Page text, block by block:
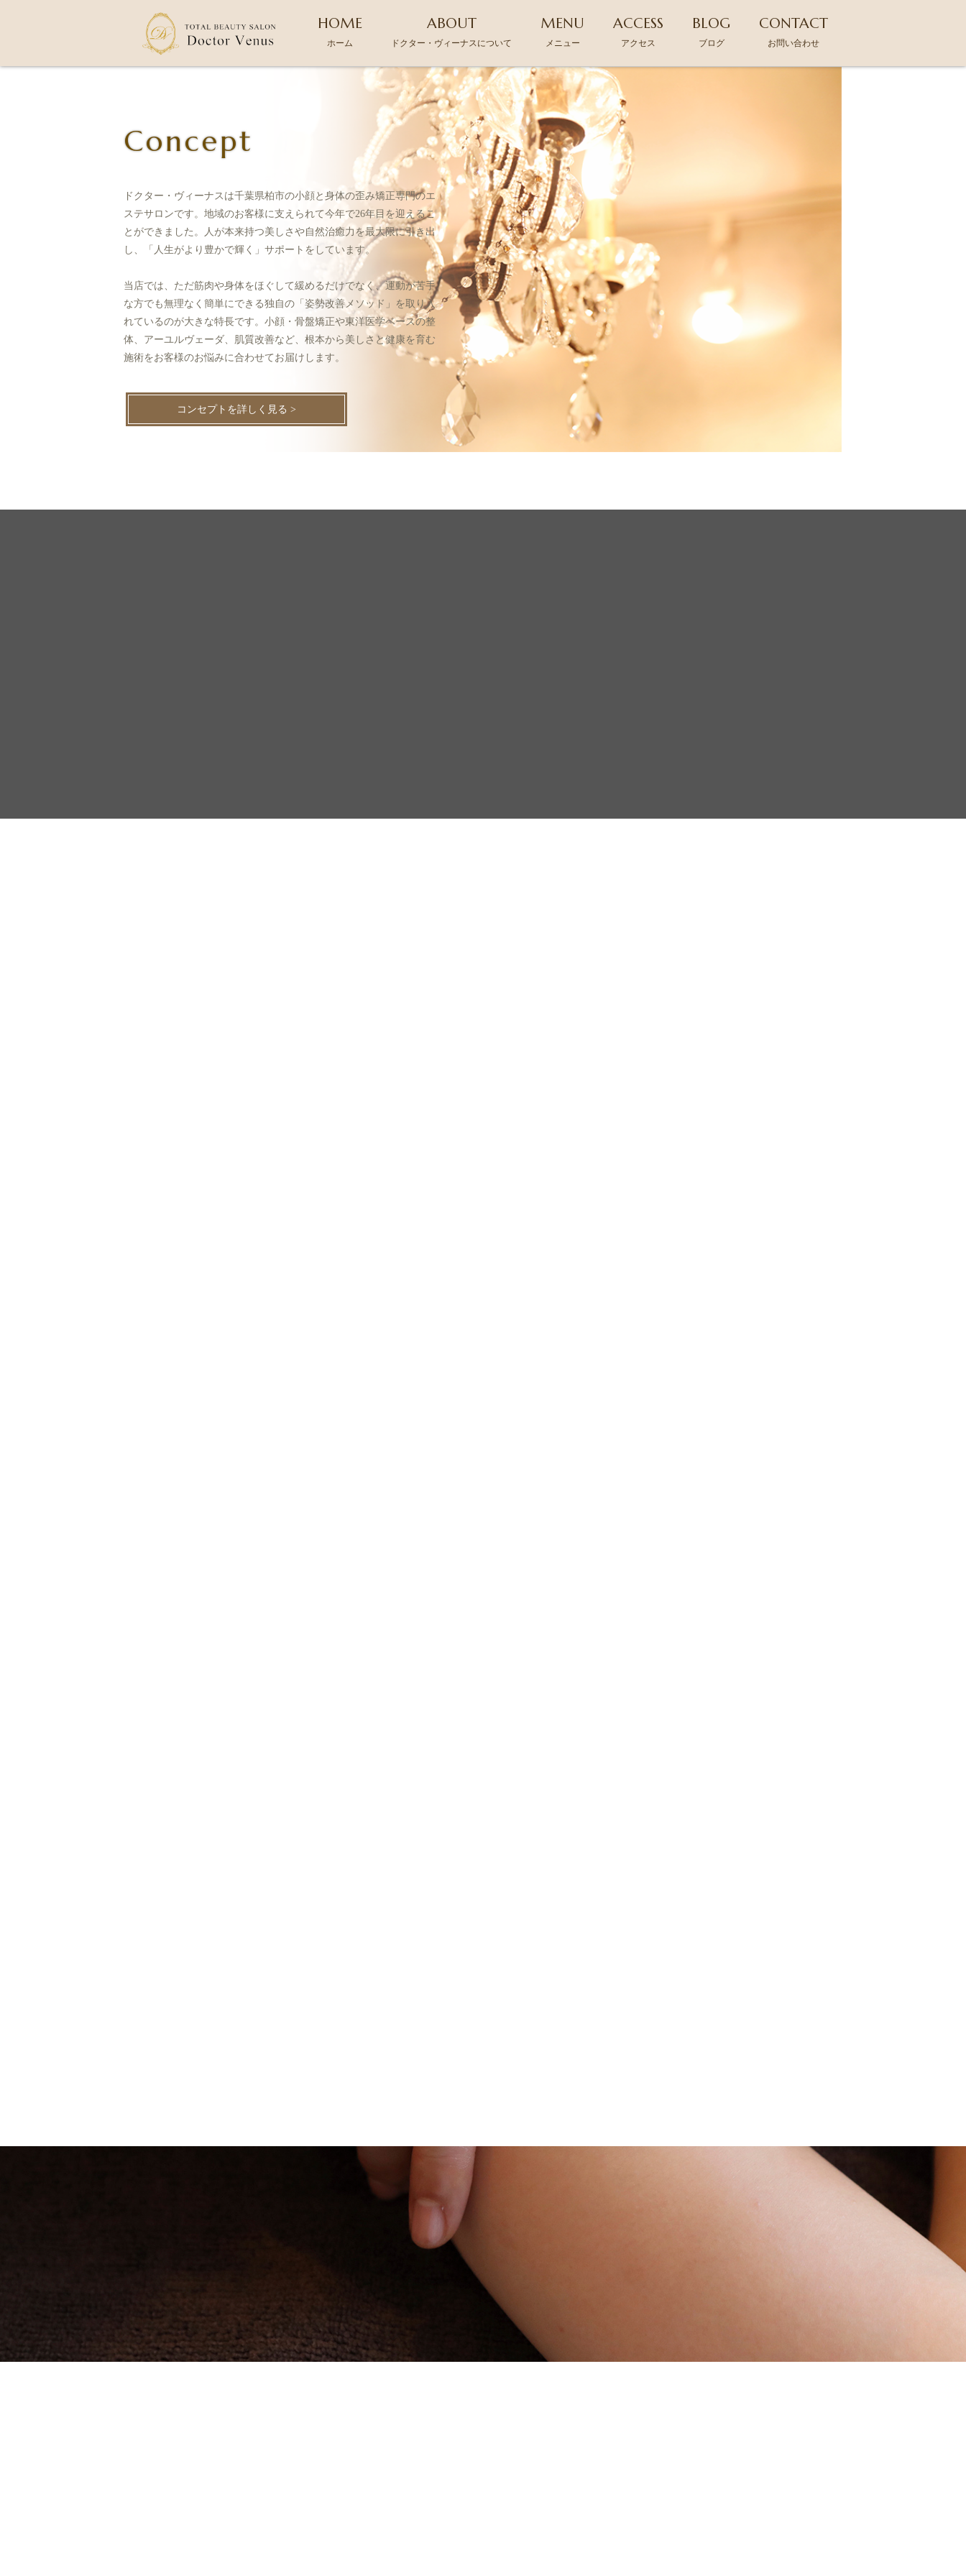
HOME
ホーム
ABOUT
ドクター・ヴィーナスについて
MENU
メニュー
ACCESS
アクセス
BLOG
ブログ
CONTACT
お問い合わせ
Concept
ドクター・ヴィーナスは千葉県柏市の小顔と身体の歪み矯正専門のエ
ステサロンです。地域のお客様に支えられて今年で26年目を迎えるこ
とができました。人が本来持つ美しさや自然治癒力を最大限に引き出
し、「人生がより豊かで輝く」サポートをしています。
当店では、ただ筋肉や身体をほぐして緩めるだけでなく、運動が苦手
な方でも無理なく簡単にできる独自の「姿勢改善メソッド」を取り入
れているのが大きな特長です。小顔・骨盤矯正や東洋医学ベースの整
体、アーユルヴェーダ、肌質改善など、根本から美しさと健康を育む
施術をお客様のお悩みに合わせてお届けします。
コンセプトを詳しく見る >
メニューを詳しく見る >